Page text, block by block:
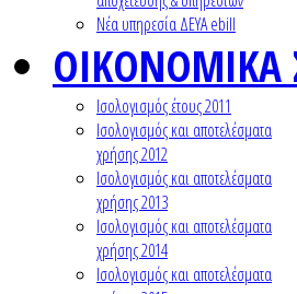
Nέα υπηρεσία ΔΕΥΑ ebill
ΟΙΚΟΝΟΜΙΚΑ
Ισολογισμός έτους 2011
Ισολογισμός και αποτελέσματα
χρήσης 2012
Ισολογισμός και αποτελέσματα
χρήσης 2013
Ισολογισμός και αποτελέσματα
χρήσης 2014
Ισολογισμός και αποτελέσματα